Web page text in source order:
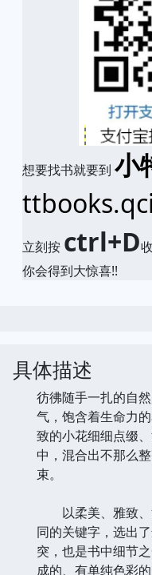
想要找书就要到 小
立刻按 ctrl+D
你会得到大惊喜!!
具体描述
彷彿随手一扎的自
气，饱含着生命力
致的小花细细点缀
中，混合出不那么
束。
以柔美、雅致、
同的关键字，选出
突，也是书中细节
成的、有单纯色彩